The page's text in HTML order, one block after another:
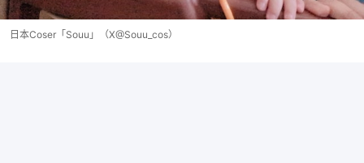
日本Coser「Souu」（X@Souu_cos）